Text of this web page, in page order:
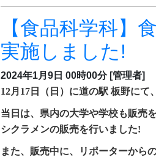
【食品科学科】
実施しました!
2024年1月9日 00時00分 [管理者]
12月17日（日）に道の駅 板野にて
当日は、県内の大学や学校も販売
シクラメンの販売を行いました!
また、販売中に、リポーターから